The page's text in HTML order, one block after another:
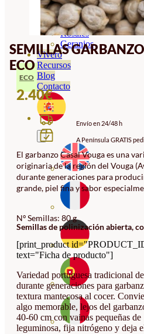
Ornamentales
Hortensias
Rosales
Geranios
Vivero
Recursos
Blog
Contacto
SEMILLAS
ECO
ECO
2.40€
Envío en 24/48 h
A Península GRATIS
El garbanzo Casal Vouga es una
originaria de la región del Vouga
durante generaciones para
grande, piel fina y sabor
Nº Semillas: 80 g
Semillas de polinización abierta,
[print_product
text="Ficha de producto"]
Variedad portuguesa tradicional
durante generaciones para
textura mantecosa al cocer.
algo memorable, lejos del
40-60 cm con vainas pequeñas
leguminosa, fija nitrógeno y deja